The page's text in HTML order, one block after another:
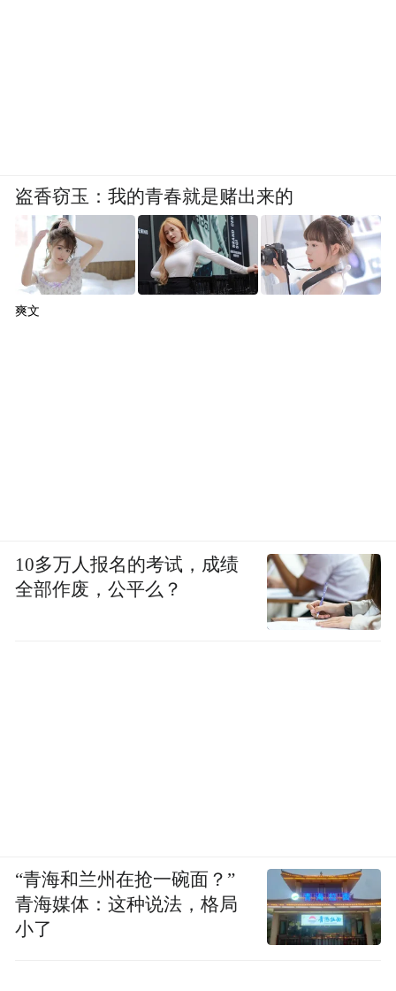
盗香窃玉：我的青春就是赌出来的
爽文
10多万人报名的考试，成绩
全部作废，公平么？
“青海和兰州在抢一碗面？”
青海媒体：这种说法，格局
小了